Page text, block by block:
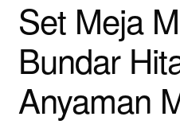
Set Meja
Bundar
Anyaman